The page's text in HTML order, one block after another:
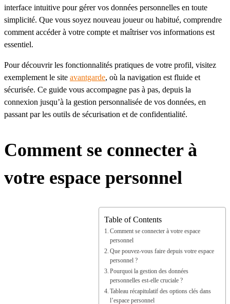
interface intuitive pour gérer vos données personnelles en toute
simplicité. Que vous soyez nouveau joueur ou habitué, comprendre
comment accéder à votre compte et maîtriser vos informations est
essentiel.
Pour découvrir les fonctionnalités pratiques de votre profil, visitez
exemplement le site avantgarde, où la navigation est fluide et
sécurisée. Ce guide vous accompagne pas à pas, depuis la
connexion jusqu’à la gestion personnalisée de vos données, en
passant par les outils de sécurisation et de confidentialité.
Comment se connecter à
votre espace personnel
Table of Contents
Comment se connecter à votre espace
personnel
Que pouvez-vous faire depuis votre espace
personnel ?
Pourquoi la gestion des données
personnelles est-elle cruciale ?
Tableau récapitulatif des options clés dans
l’espace personnel